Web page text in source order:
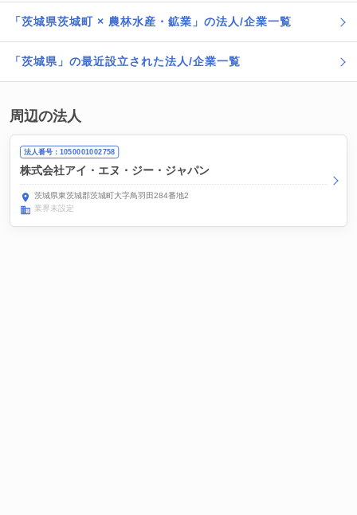
「茨城県茨城町 × 農林水産・鉱業」の法人/企業一覧
「茨城県」の最近設立された法人/企業一覧
周辺の法人
法人番号：1050001002758
株式会社アイ・エヌ・ジー・ジャパン
茨城県東茨城郡茨城町大字鳥羽田284番地2
業界未設定